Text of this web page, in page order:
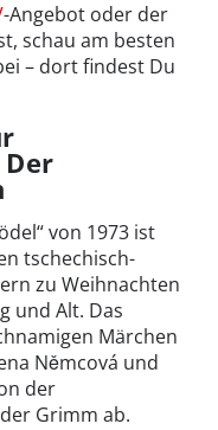
-Angebot oder der
schau am besten
– dort findest Du
von 1973 ist
tschechisch-
zu Weihnachten
und Alt. Das
Märchen
Němcová und
der
Grimm ab.